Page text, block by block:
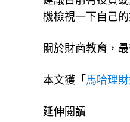
機檢視一下自己
關於財商教育，
本文獲「 馬哈理
延伸閱讀